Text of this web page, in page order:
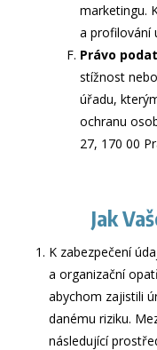
marketingu.
a profilování
Právo
stížnost
úřadu,
ochranu
27, 170 00
Jak
K zabezpečení
a organizační
abychom zajistili
danému riziku.
následující